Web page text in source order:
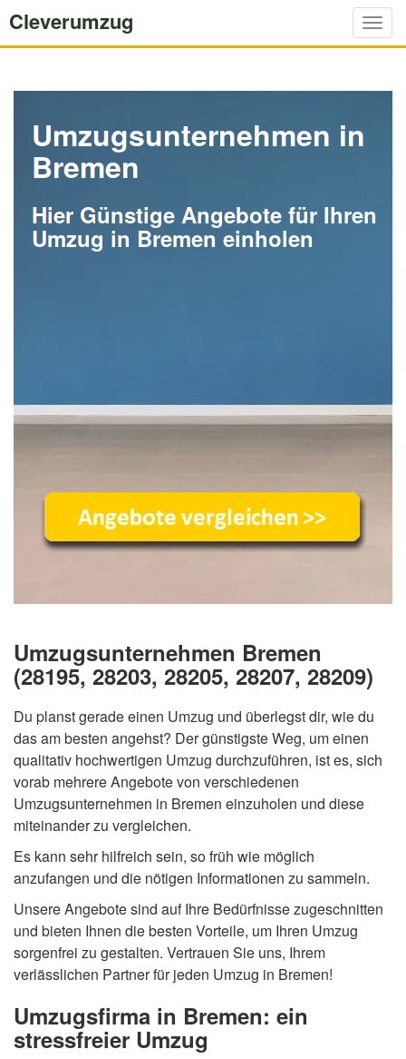
Cleverumzug
Umzugsunternehmen in
Bremen
Hier Günstige Angebote für Ihren
Umzug in Bremen einholen
Umzugsunternehmen Bremen
(28195, 28203, 28205, 28207, 28209)
Du planst gerade einen Umzug und überlegst dir, wie du
das am besten angehst? Der günstigste Weg, um einen
qualitativ hochwertigen Umzug durchzuführen, ist es, sich
vorab mehrere Angebote von verschiedenen
Umzugsunternehmen in Bremen einzuholen und diese
miteinander zu vergleichen.
Es kann sehr hilfreich sein, so früh wie möglich
anzufangen und die nötigen Informationen zu sammeln.
Unsere Angebote sind auf Ihre Bedürfnisse zugeschnitten
und bieten Ihnen die besten Vorteile, um Ihren Umzug
sorgenfrei zu gestalten. Vertrauen Sie uns, Ihrem
verlässlichen Partner für jeden Umzug in Bremen!
Umzugsfirma in Bremen: ein
stressfreier Umzug